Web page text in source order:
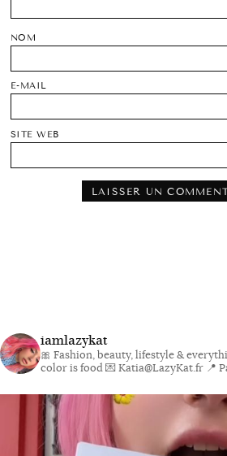
NOM
E-MAIL
SITE WEB
iamlazykat
🎀 Fashion, beauty, lifestyle &
color is food💌 Katia@LazyKat.fr 📍